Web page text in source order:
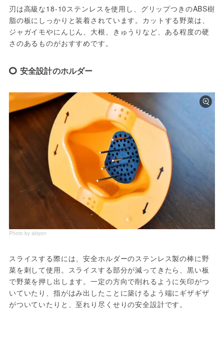
刃は高級な18-10ステンレスを使用し、グリップつきのABS樹
脂の板にしっかりと装着されています。カットする野菜は、
ジャガイモやにんじん、大根、きゅうりなど、ある程度の硬
さのあるものがおすすめです。
安全設計のホルダー
Photo by akiyon
スライスする際には、安全ホルダーのステンレス製の棒に野
菜を刺して使用。スライスする部分が減ってきたら、黒い板
で野菜を押し出します。一定の方向で削れるように矢印がつ
いていたり、指がはみ出したことに築けるよう端にギザギザ
がついていたりと、至れり尽くせりの安全設計です。